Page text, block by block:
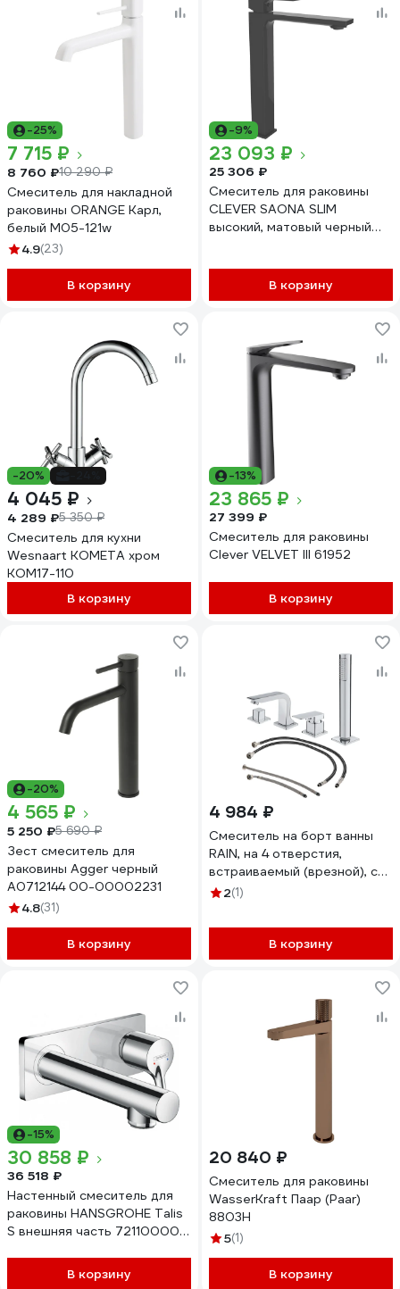
-25%
7 715 ₽
8 760 ₽10 290 ₽
Смеситель для накладной
раковины ORANGE Карл,
белый M05-121w
4.9(23)
В корзину
-9%
23 093 ₽
25 306 ₽
Смеситель для раковины
CLEVER SAONA SLIM
высокий, матовый черный
В корзину
-20%
4 045 ₽
4 289 ₽5 350 ₽
Смеситель для кухни
Wesnaart KOMETA хром
KOM17-110
В корзину
-13%
23 865 ₽
27 399 ₽
Смеситель для раковины
Clever VELVET III 61952
В корзину
-20%
4 565 ₽
5 250 ₽5 690 ₽
Зест смеситель для
раковины Agger черный
A0712144 00-00002231
4.8(31)
В корзину
4 984 ₽
Смеситель на борт ванны
RAIN, на 4 отверстия,
встраиваемый (врезной), с
душ.набором, хром 561-334
2(1)
В корзину
-15%
30 858 ₽
36 518 ₽
Настенный смеситель для
раковины HANSGROHE Talis
S внешняя часть 72110000
В корзину
20 840 ₽
Смеситель для раковины
WasserKraft Паар (Paar)
8803H
5(1)
В корзину